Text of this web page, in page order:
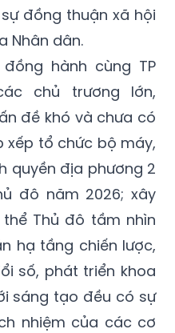
đồng thuận xã hội
Nhân dân.
hành cùng TP
chủ trương lớn,
đề khó và chưa có
xếp tổ chức bộ máy,
quyền địa phương 2
đô năm 2026; xây
Thủ đô tầm nhìn
hạ tầng chiến lược,
số, phát triển khoa
sáng tạo đều có sự
nhiệm của các cơ